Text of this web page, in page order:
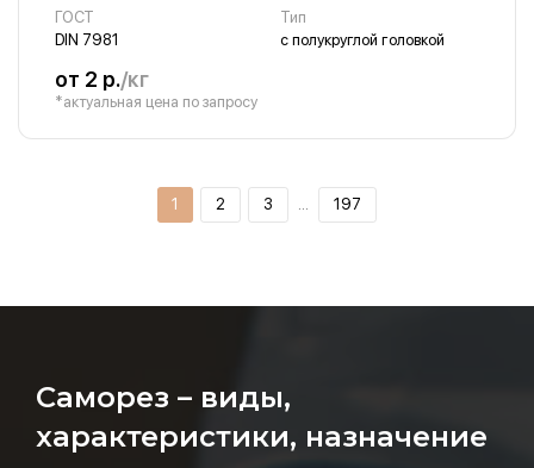
ГОСТ
DIN 7981
Тип
с полукруглой головкой
от 2 р./кг
*актуальная цена по запросу
1 2 3 … 197
Саморез – виды,
характеристики, назначение